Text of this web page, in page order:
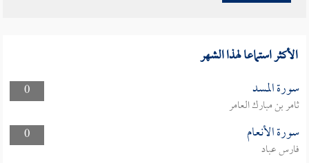
الأكثر استماعا لهذا الشهر
0 سورة المسد
ثامر بن مبارك العامر
0
سورة الأنعام
فارس عباد